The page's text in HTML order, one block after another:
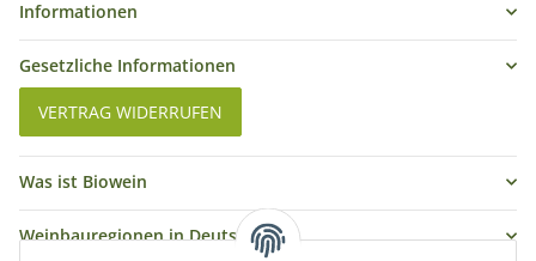
Informationen
Gesetzliche Informationen
VERTRAG WIDERRUFEN
Was ist Biowein
Weinbauregionen in Deutschland